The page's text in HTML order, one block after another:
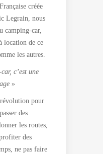
créée
Legrain, nous
camping-car,
location de ce
les autres.
c’est une
»
révolution pour
des
les routes,
des
ne pas faire